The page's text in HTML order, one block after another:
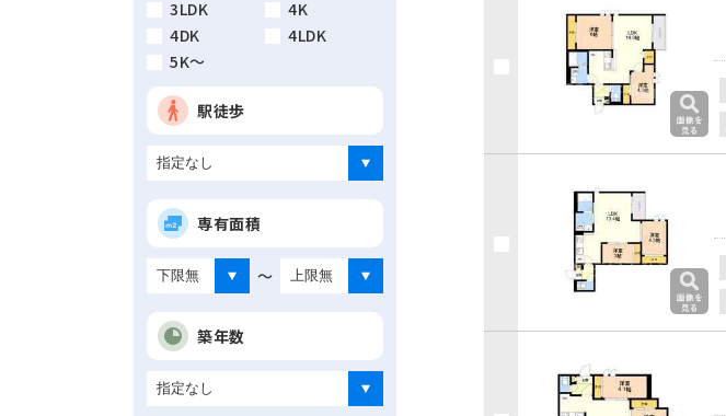
3LDK
4K
4DK
4LDK
5K～
駅徒歩
専有面積
～
築年数